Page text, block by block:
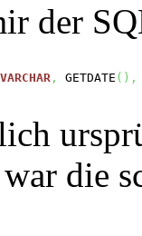
der
VARCHAR , GETDATE ( ) ,
die